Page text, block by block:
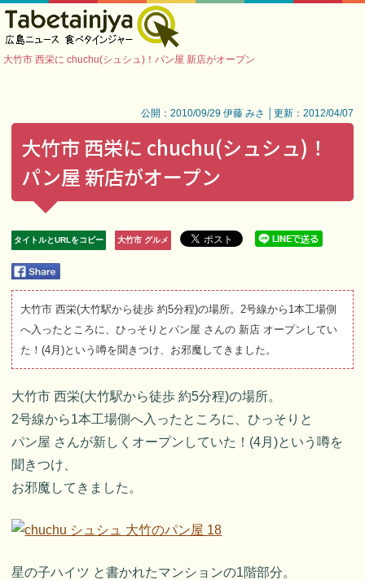
大竹市 西栄に chuchu(シュシュ)！パン屋 新店がオープン
公開：2010/09/29 伊藤 みさ │更新：2012/04/07
大竹市 西栄に chuchu(シュシュ)！
パン屋 新店がオープン
タイトルとURLをコピー 大竹市 グルメ
大竹市 西栄(大竹駅から徒歩 約5分程)の場所。2号線から1本工場側
へ入ったところに、ひっそりとパン屋 さんの 新店 オープンしてい
た！(4月)という噂を聞きつけ、お邪魔してきました。
大竹市 西栄(大竹駅から徒歩 約5分程)の場所。
2号線から1本工場側へ入ったところに、ひっそりと
パン屋 さんが新しくオープンしていた！(4月)という噂を
聞きつけ、
お邪魔してきました。
星の子ハイツ と書かれたマンションの1階部分。